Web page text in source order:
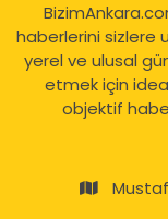
haberlerini sizlere
yerel ve ulusal
etmek için
objektif